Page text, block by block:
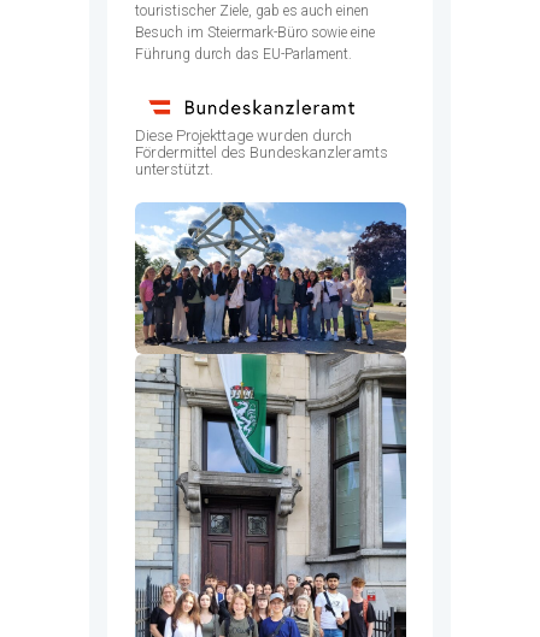
touristischer Ziele, gab es auch einen
Besuch im Steiermark-Büro sowie eine
Führung durch das EU-Parlament.
Diese Projekttage wurden durch
Fördermittel des Bundeskanzleramts
unterstützt.